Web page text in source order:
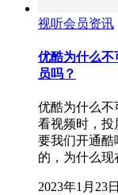
视听会员资讯
优酷为什么不
员吗？
优酷为什么不
看视频时，投
要我们开通酷
的，为什么
2023年1月23日